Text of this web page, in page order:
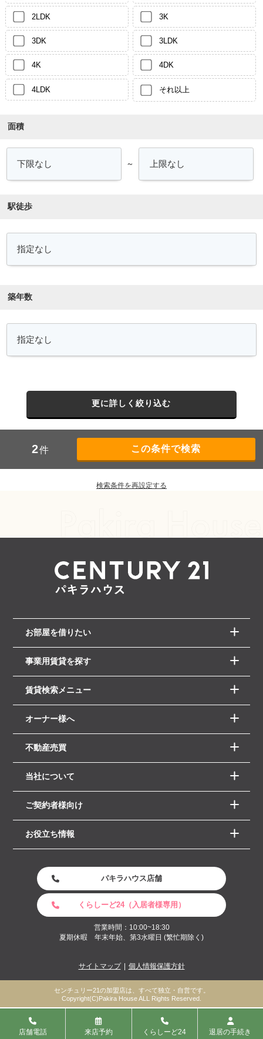
2LDK 3K
3DK 3LDK
4K 4DK
4LDK それ以上
面積
～
駅徒歩
築年数
更に詳しく絞り込む
2件
検索条件を再設定する
店舗電話 来店予約 くらしーど24 退居の手続き
お部屋を借りたい
事業用賃貸を探す
賃貸検索メニュー
オーナー様へ
不動産売買
当社について
ご契約者様向け
お役立ち情報
パキラハウス店舗
くらしーど24（入居者様専用）
営業時間：10:00~18:30
夏期休暇 年末年始、第3水曜日 (繁忙期除く)
サイトマップ 個人情報保護方針
センチュリー21の加盟店は、すべて独立・自営です。
Copyright(C)Pakira House ALL Rights Reserved.